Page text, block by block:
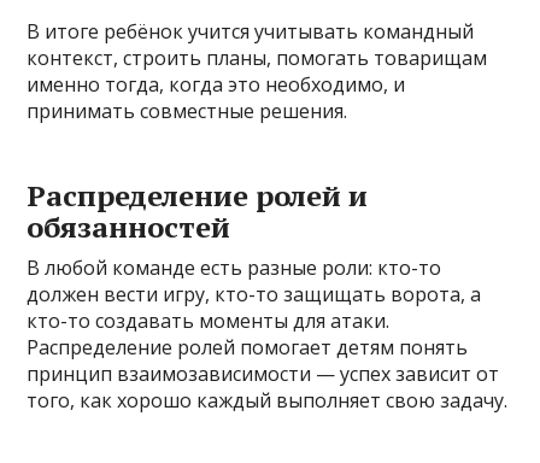
В итоге ребёнок учится учитывать командный
контекст, строить планы, помогать товарищам
именно тогда, когда это необходимо, и
принимать совместные решения.
Распределение ролей и
обязанностей
В любой команде есть разные роли: кто-то
должен вести игру, кто-то защищать ворота, а
кто-то создавать моменты для атаки.
Распределение ролей помогает детям понять
принцип взаимозависимости — успех зависит от
того, как хорошо каждый выполняет свою задачу.